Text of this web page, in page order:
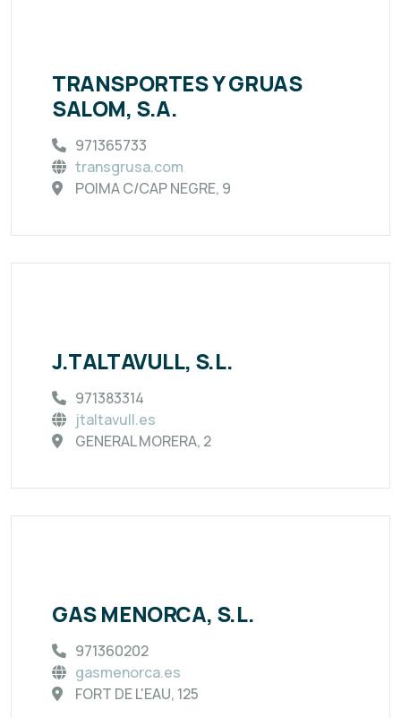
TRANSPORTES Y GRUAS
SALOM, S.A.
971365733
transgrusa.com
POIMA C/CAP NEGRE, 9
J.TALTAVULL, S.L.
971383314
jtaltavull.es
GENERAL MORERA, 2
GAS MENORCA, S.L.
971360202
gasmenorca.es
FORT DE L'EAU, 125